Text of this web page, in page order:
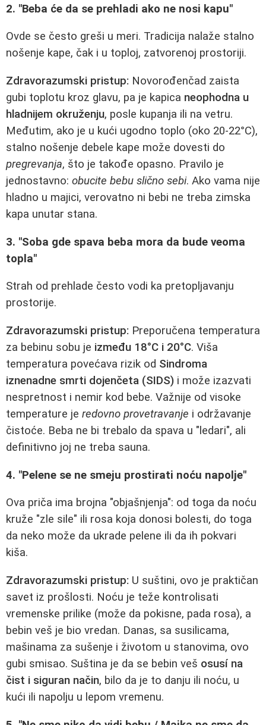
2. "Beba će da se prehladi ako ne nosi kapu"
Ovde se često greši u meri. Tradicija nalaže stalno
nošenje kape, čak i u toploj, zatvorenoj prostoriji.
Zdravorazumski pristup: Novorođenčad zaista
gubi toplotu kroz glavu, pa je kapica neophodna u
hladnijem okruženju, posle kupanja ili na vetru.
Međutim, ako je u kući ugodno toplo (oko 20-22°C),
stalno nošenje debele kape može dovesti do
pregrevanja, što je takođe opasno. Pravilo je
jednostavno: obucite bebu slično sebi. Ako vama nije
hladno u majici, verovatno ni bebi ne treba zimska
kapa unutar stana.
3. "Soba gde spava beba mora da bude veoma
topla"
Strah od prehlade često vodi ka pretopljavanju
prostorije.
Zdravorazumski pristup: Preporučena temperatura
za bebinu sobu je između 18°C i 20°C. Viša
temperatura povećava rizik od Sindroma
iznenadne smrti dojenčeta (SIDS) i može izazvati
nespretnost i nemir kod bebe. Važnije od visoke
temperature je redovno provetravanje i održavanje
čistoće. Beba ne bi trebalo da spava u "ledari", ali
definitivno joj ne treba sauna.
4. "Pelene se ne smeju prostirati noću napolje"
Ova priča ima brojna "objašnjenja": od toga da noću
kruže "zle sile" ili rosa koja donosi bolesti, do toga
da neko može da ukrade pelene ili da ih pokvari
kiša.
Zdravorazumski pristup: U suštini, ovo je praktičan
savet iz prošlosti. Noću je teže kontrolisati
vremenske prilike (može da pokisne, pada rosa), a
bebin veš je bio vredan. Danas, sa susilicama,
mašinama za sušenje i životom u stanovima, ovo
gubi smisao. Suština je da se bebin veš osusí na
čist i siguran način, bilo da je to danju ili noću, u
kući ili napolju u lepom vremenu.